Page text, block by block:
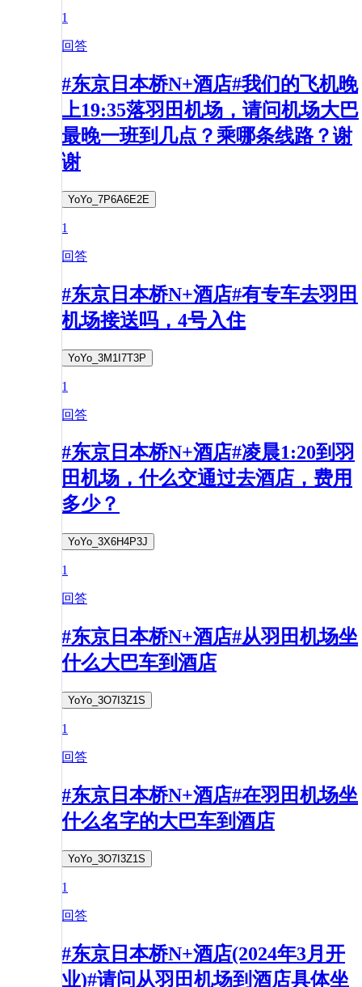
1
回答
#东京日本桥N+酒店#我们的飞机晚
上19:35落羽田机场，请问机场大巴
最晚一班到几点？乘哪条线路？谢
谢
YoYo_7P6A6E2E
1
回答
#东京日本桥N+酒店#有专车去羽田
机场接送吗，4号入住
YoYo_3M1I7T3P
1
回答
#东京日本桥N+酒店#凌晨1:20到羽
田机场，什么交通过去酒店，费用
多少？
YoYo_3X6H4P3J
1
回答
#东京日本桥N+酒店#从羽田机场坐
什么大巴车到酒店
YoYo_3O7I3Z1S
1
回答
#东京日本桥N+酒店#在羽田机场坐
什么名字的大巴车到酒店
YoYo_3O7I3Z1S
1
回答
#东京日本桥N+酒店(2024年3月开
业)#请问从羽田机场到酒店具体坐